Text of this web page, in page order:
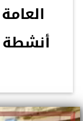
أنشطة